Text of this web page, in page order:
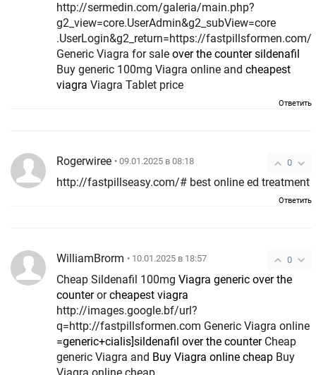
http://sermedin.com/galeria/main.php?
g2_view=core.UserAdmin&g2_subView=core
.UserLogin&g2_return=https://fastpillsformen.com/
Generic Viagra for sale over the counter sildenafil
Buy generic 100mg Viagra online and cheapest
viagra Viagra Tablet price
Ответить
0
Rogerwiree • 09.01.2025 в 08:18
http://fastpillseasy.com/# best online ed treatment
Ответить
0
WilliamBrorm • 10.01.2025 в 18:57
Cheap Sildenafil 100mg Viagra generic over the
counterorcheapest viagra
http://images.google.bf/url?
q=http://fastpillsformen.com Generic Viagra online
=generic+cialis]sildenafil over the counterCheap
generic Viagra and Buy Viagra online cheap Buy
Viagra online cheap